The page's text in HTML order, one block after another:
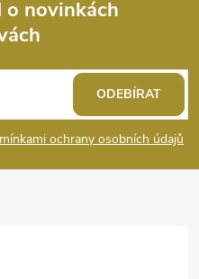
o novinkách
ochrany osobních údajů
ODEBÍRAT